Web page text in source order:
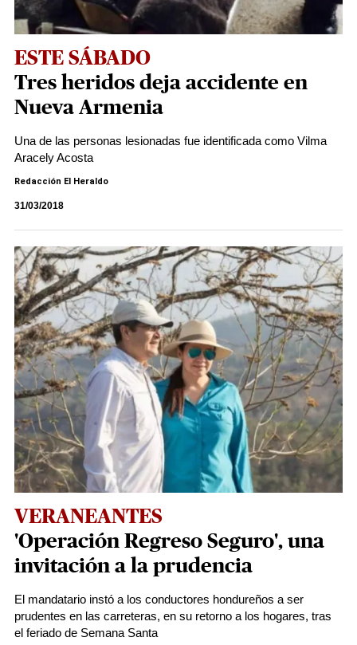
ESTE SÁBADO
Tres heridos deja accidente en
Nueva Armenia
Una de las personas lesionadas fue identificada como Vilma
Aracely Acosta
Redacción El Heraldo
31/03/2018
VERANEANTES
'Operación Regreso Seguro', una
invitación a la prudencia
El mandatario instó a los conductores hondureños a ser
prudentes en las carreteras, en su retorno a los hogares, tras
el feriado de Semana Santa